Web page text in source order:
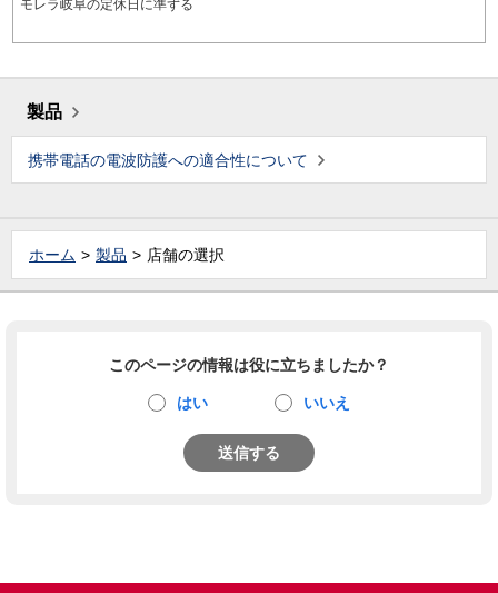
モレラ岐阜の定休日に準ずる
製品
携帯電話の電波防護への適合性について
ホーム 製品 店舗の選択
このページの情報は役に立ちましたか？
はい いいえ
送信する